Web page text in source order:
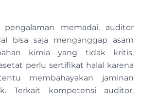
memadai, auditor
bisa saja menganggap asam
kimia yang tidak kritis,
perlu sertifikat halal karena
membahayakan jaminan
Terkait kompetensi auditor,